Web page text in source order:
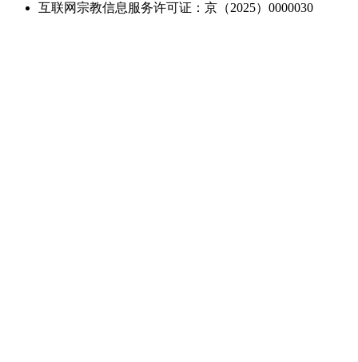
互联网宗教信息服务许可证：京（2025）0000030